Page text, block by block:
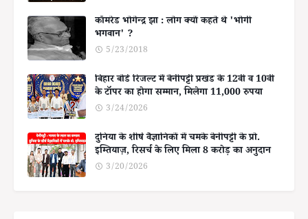
कॉमरेड भोगेन्द्र झा : लोग क्यों कहते थे 'भोगी
भगवान' ?
5/23/2018
बिहार बोर्ड रिजल्ट में बेनीपट्टी प्रखंड के 12वीं व 10वीं
के टॉपर का होगा सम्मान, मिलेगा 11,000 रुपया
3/24/2026
दुनिया के शीर्ष वैज्ञानिकों में चमके बेनीपट्टी के प्रो.
इम्तियाज़, रिसर्च के लिए मिला 8 करोड़ का अनुदान
3/20/2026